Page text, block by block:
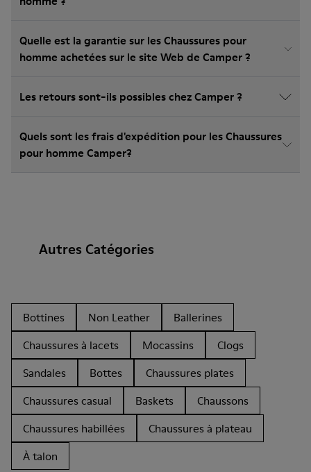
Quelle est la garantie sur les Chaussures pour
homme achetées sur le site Web de Camper ?
Les retours sont-ils possibles chez Camper ?
Quels sont les frais d'expédition pour les Chaussures
pour homme Camper?
Autres Catégories
Bottines Non Leather
Ballerines
Chaussures à lacets
Mocassins
Clogs
Sandales
Bottes
Chaussures plates
Chaussures casual
Baskets
Chaussons
Chaussures habillées
Chaussures à plateau
À talon